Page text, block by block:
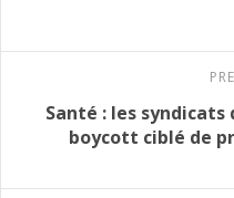
Santé : les
boycott ciblé de